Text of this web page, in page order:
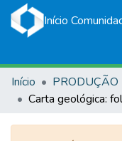
Início
Início